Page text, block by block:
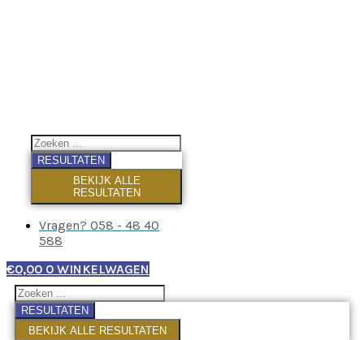
RESULTATEN
BEKIJK ALLE
RESULTATEN
Vragen? 058 - 48 40
588
€0,00 0 WINKELWAGEN
RESULTATEN
BEKIJK ALLE RESULTATEN